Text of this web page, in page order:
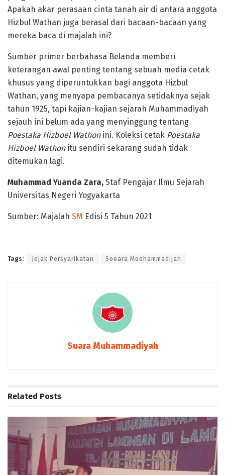
Apakah akar perasaan cinta tanah air di antara anggota
Hizbul Wathan juga berasal dari bacaan-bacaan yang
mereka baca di majalah ini?
Sumber primer berbahasa Belanda memberi
keterangan awal penting tentang sebuah media cetak
khusus yang diperuntukkan bagi anggota Hizbul
Wathan, yang menyapa pembacanya setidaknya sejak
tahun 1925, tapi kajian-kajian sejarah Muhammadiyah
sejauh ini belum ada yang menyinggung tentang
Poestaka Hizboel Wathon ini. Koleksi cetak Poestaka
Hizboel Wathon itu sendiri sekarang sudah tidak
ditemukan lagi.
Muhammad Yuanda Zara, Staf Pengajar Ilmu Sejarah
Universitas Negeri Yogyakarta
Sumber: Majalah SM Edisi 5 Tahun 2021
Tags: Jejak Persyarikatan Soeara Moehammadijah
Suara Muhammadiyah
Related Posts